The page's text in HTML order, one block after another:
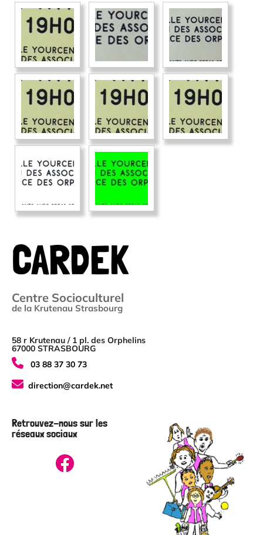
CARDEK
Centre Socioculturel
de la Krutenau Strasbourg
58 r Krutenau / 1 pl. des Orphelins
67000 STRASBOURG
03 88 37 30 73
direction@cardek.net
Retrouvez-nous sur les
réseaux sociaux